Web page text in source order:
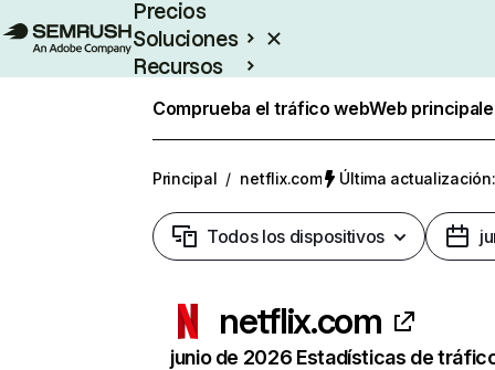
Precios
Soluciones
Recursos
Comprueba el tráfico webWeb
Principal / netflix.com Última
Todos los dispositivos
netflix.com
junio de 2026 Estadísticas de